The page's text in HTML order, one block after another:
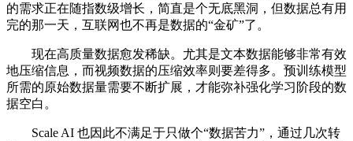
的需求正在随指数级增长，简直是个无底黑洞，但数据总有用
完的那一天，互联网也不再是数据的“金矿”了。
现在高质量数据愈发稀缺。尤其是文本数据能够非常有效
地压缩信息，而视频数据的压缩效率则要差得多。预训练模型
所需的原始数据量需要不断扩展，才能弥补强化学习阶段的数
据空白。
Scale AI 也因此不满足于只做个“数据苦力”，通过几次转